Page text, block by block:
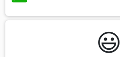
😃️